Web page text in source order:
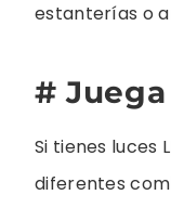
estanterías o
#
Si tienes luces
diferentes